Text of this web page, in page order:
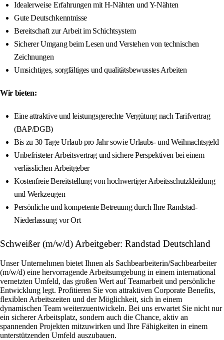
Idealerweise Erfahrungen mit H-Nähten und Y-Nähten
Gute Deutschkenntnisse
Bereitschaft zur Arbeit im Schichtsystem
Sicherer Umgang beim Lesen und Verstehen von technischen
Zeichnungen
Umsichtiges, sorgfältiges und qualitätsbewusstes Arbeiten
Wir bieten:
Eine attraktive und leistungsgerechte Vergütung nach Tarifvertrag
(BAP/DGB)
Bis zu 30 Tage Urlaub pro Jahr sowie Urlaubs- und Weihnachtsgeld
Unbefristeter Arbeitsvertrag und sichere Perspektiven bei einem
verlässlichen Arbeitgeber
Kostenfreie Bereitstellung von hochwertiger Arbeitsschutzkleidung
und Werkzeugen
Persönliche und kompetente Betreuung durch Ihre Randstad-
Niederlassung vor Ort
Schweißer (m/w/d) Arbeitgeber: Randstad Deutschland
Unser Unternehmen bietet Ihnen als Sachbearbeiterin/Sachbearbeiter
(m/w/d) eine hervorragende Arbeitsumgebung in einem international
vernetzten Umfeld, das großen Wert auf Teamarbeit und persönliche
Entwicklung legt. Profitieren Sie von attraktiven Corporate Benefits,
flexiblen Arbeitszeiten und der Möglichkeit, sich in einem
dynamischen Team weiterzuentwickeln. Bei uns erwartet Sie nicht nur
ein sicherer Arbeitsplatz, sondern auch die Chance, aktiv an
spannenden Projekten mitzuwirken und Ihre Fähigkeiten in einem
unterstützenden Umfeld auszubauen.